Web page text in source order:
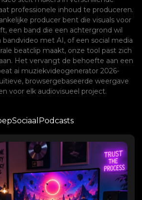
professionele inhoud te produceren.
producer bent die visuals voor
een band die een achtergrond wil
met AI, of een social media
beatclip maakt, onze tool past zich
Het vervangt de behoefte aan een
ai muziekvideogenerator 2026-
browsergebaseerde weergave
voor elk audiovisueel project.
Sociaal Podcasts